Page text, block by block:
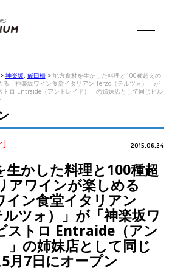
MENU
> 神楽坂, 飯田橋> 地方食材を生かした料理と100種超えの
る「神楽坂ワイン食堂イタリアン Terzo（テルツォ）」が
トロ Entraide（アントレイド）」の姉妹店として同じビル
] 2015.06.24
生かした料理と100種超
アワインが楽しめる
イン食堂イタリアン
ツォ）」が「神楽坂ワ
ストロ Entraide（アン
」の姉妹店として同じ
月7日にオープン